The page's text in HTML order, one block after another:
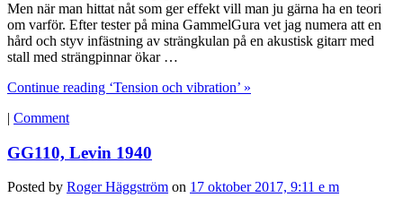
Men när man hittat nåt som ger effekt vill man ju gärna ha en teori
om varför. Efter tester på mina GammelGura vet jag numera att en
hård och styv infästning av strängkulan på en akustisk gitarr med
stall med strängpinnar ökar …
Continue reading ‘Tension och vibration’ »
| Comment
GG110, Levin 1940
Posted by Roger Häggström on 17 oktober 2017, 9:11 e m